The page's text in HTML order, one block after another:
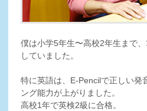
僕は小学5年生〜高校2年生まで
していました。
特に英語は、E-Pencilで正しい発
ング能力が上がりました。
高校1年で英検2級に合格。